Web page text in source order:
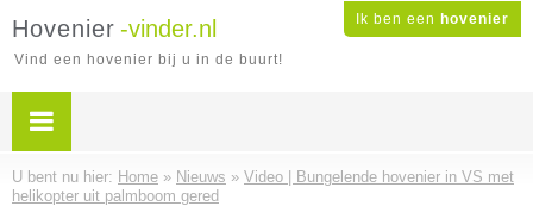
Ik ben een hovenier
Hovenier -vinder.nl
Vind een hovenier bij u in de buurt!
U bent nu hier: Home » Nieuws » Video | Bungelende hovenier in VS met
helikopter uit palmboom gered